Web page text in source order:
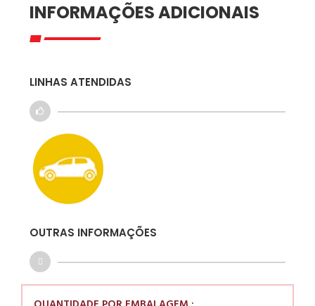
INFORMAÇÕES ADICIONAIS
LINHAS ATENDIDAS
OUTRAS INFORMAÇÕES